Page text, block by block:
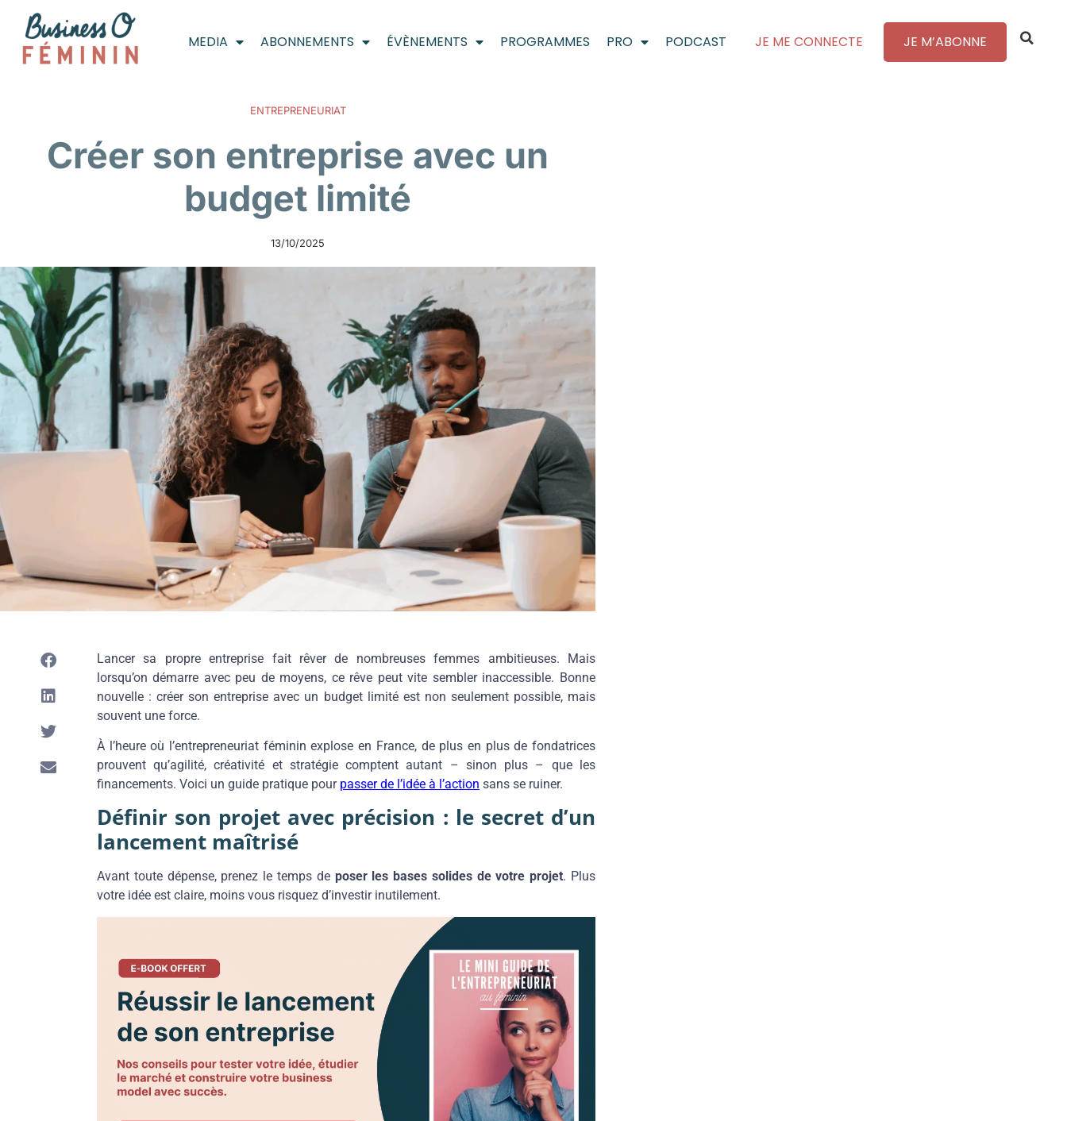
MEDIA ABONNEMENTS ÉVÈNEMENTS PROGRAMMES PRO PODCAST JE ME CONNECTE JE M’ABONNE
ENTREPRENEURIAT
Créer son entreprise avec un
budget limité
13/10/2025
Lancer sa propre entreprise fait rêver de nombreuses femmes ambitieuses. Mais
lorsqu’on démarre avec peu de moyens, ce rêve peut vite sembler inaccessible. Bonne
nouvelle : créer son entreprise avec un budget limité est non seulement possible, mais
souvent une force.
À l’heure où l’entrepreneuriat féminin explose en France, de plus en plus de fondatrices
prouvent qu’agilité, créativité et stratégie comptent autant – sinon plus – que les
financements. Voici un guide pratique pour passer de l’idée à l’action sans se ruiner.
Définir son projet avec précision : le secret d’un
lancement maîtrisé
Avant toute dépense, prenez le temps de poser les bases solides de votre projet. Plus
votre idée est claire, moins vous risquez d’investir inutilement.